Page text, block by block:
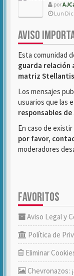
por
Lun Dic
AVISO
Esta comunidad
guarda relación
matriz Stellantis
Los mensajes
usuarios que las
responsables
En caso de
por favor,
moderadores
FAVORITOS
Aviso Legal y
Política de
Eliminar
Chevronazos: